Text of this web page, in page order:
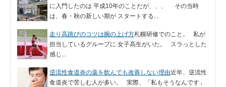
に入門したのは 平成10年のことだが、、、 その当時
は、春・秋の新しい期が スタートする...
走り高跳びのコツは腕の上げ方札幌研修でのこと。 私が
担当しているグループに 女子高生がいた。 スラっとした
感じ...
逆流性食道炎の薬を飲んでも改善しない理由近年、逆流性
食道炎で苦しむ人が多い。 実際、「私もそうなんです」